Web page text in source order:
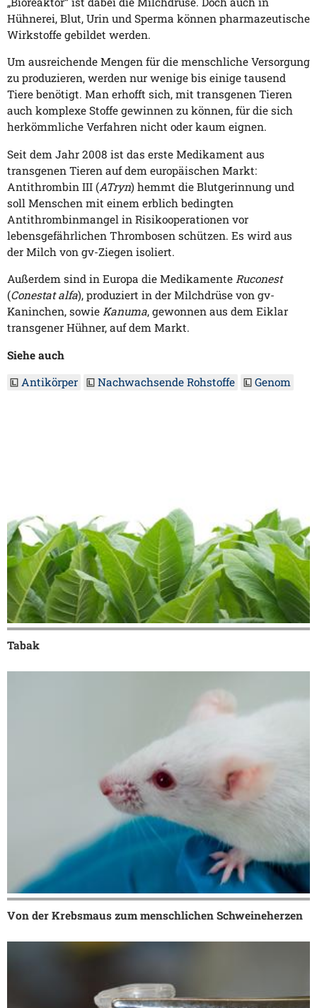
Hühnerei, Blut, Urin und Sperma können pharmazeutische
Wirkstoffe gebildet werden.
Um ausreichende Mengen für die menschliche Versorgung
zu produzieren, werden nur wenige bis einige tausend
Tiere benötigt. Man erhofft sich, mit transgenen Tieren
auch komplexe Stoffe gewinnen zu können, für die sich
herkömmliche Verfahren nicht oder kaum eignen.
Seit dem Jahr 2008 ist das erste Medikament aus
transgenen Tieren auf dem europäischen Markt:
Antithrombin III (ATryn) hemmt die Blutgerinnung und
soll Menschen mit einem erblich bedingten
Antithrombinmangel in Risikooperationen vor
lebensgefährlichen Thrombosen schützen. Es wird aus
der Milch von gv-Ziegen isoliert.
Außerdem sind in Europa die Medikamente Ruconest
(Conestat alfa), produziert in der Milchdrüse von gv-
Kaninchen, sowie Kanuma, gewonnen aus dem Eiklar
transgener Hühner, auf dem Markt.
Siehe auch
Antikörper
Nachwachsende Rohstoffe Genom
Tabak
Von der Krebsmaus zum menschlichen Schweineherzen